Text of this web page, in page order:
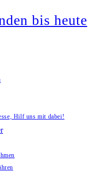
bis heute
Hilf uns mit dabei!